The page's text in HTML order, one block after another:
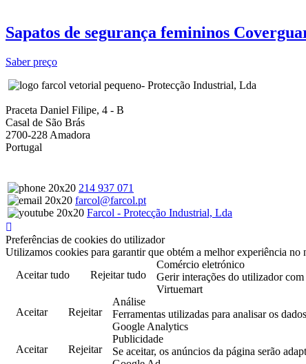
Sapatos de segurança femininos
Saber preço
- Protecção Industrial, Lda
Praceta Daniel Filipe, 4 - B
Casal de São Brás
2700-228 Amadora
Portugal
214 937 071
farcol@farcol.pt
Farcol - Protecção Industrial, Lda
Preferências de cookies do utilizador
Utilizamos cookies para garantir que obtém a melhor experiência no
Aceitar tudo
Rejeitar tudo
Comércio eletrónico
Gerir interações do utilizador
Virtuemart
Aceitar
Rejeitar
Análise
Ferramentas utilizadas para analisar os
Google Analytics
Aceitar
Rejeitar
Publicidade
Se aceitar, os anúncios da página serão